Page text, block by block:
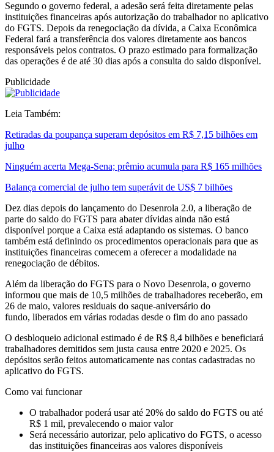
Segundo o governo federal, a adesão será feita diretamente pelas
instituições financeiras após autorização do trabalhador no aplicativo
do FGTS. Depois da renegociação da dívida, a Caixa Econômica
Federal fará a transferência dos valores diretamente aos bancos
responsáveis pelos contratos. O prazo estimado para formalização
das operações é de até 30 dias após a consulta do saldo disponível.
Publicidade
Leia Também:
Retiradas da poupança superam depósitos em R$ 7,15 bilhões em
julho
Ninguém acerta Mega-Sena; prêmio acumula para R$ 165 milhões
Balança comercial de julho tem superávit de US$ 7 bilhões
Dez dias depois do lançamento do Desenrola 2.0, a liberação de
parte do saldo do FGTS para abater dívidas ainda não está
disponível porque a Caixa está adaptando os sistemas. O banco
também está definindo os procedimentos operacionais para que as
instituições financeiras comecem a oferecer a modalidade na
renegociação de débitos.
Além da liberação do FGTS para o Novo Desenrola, o governo
informou que mais de 10,5 milhões de trabalhadores receberão, em
26 de maio, valores residuais do saque-aniversário do
fundo, liberados em várias rodadas desde o fim do ano passado
O desbloqueio adicional estimado é de R$ 8,4 bilhões e beneficiará
trabalhadores demitidos sem justa causa entre 2020 e 2025. Os
depósitos serão feitos automaticamente nas contas cadastradas no
aplicativo do FGTS.
Como vai funcionar
O trabalhador poderá usar até 20% do saldo do FGTS ou até
R$ 1 mil, prevalecendo o maior valor
Será necessário autorizar, pelo aplicativo do FGTS, o acesso
das instituições financeiras aos valores disponíveis